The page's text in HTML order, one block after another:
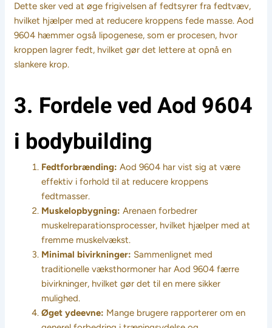
Dette sker ved at øge frigivelsen af fedtsyrer fra fedtvæv,
hvilket hjælper med at reducere kroppens fede masse. Aod
9604 hæmmer også lipogenese, som er procesen, hvor
kroppen lagrer fedt, hvilket gør det lettere at opnå en
slankere krop.
3. Fordele ved Aod 9604
i bodybuilding
Fedtforbrænding: Aod 9604 har vist sig at være
effektiv i forhold til at reducere kroppens
fedtmasser.
Muskelopbygning: Arenaen forbedrer
muskelreparationsprocesser, hvilket hjælper med at
fremme muskelvækst.
Minimal bivirkninger: Sammenlignet med
traditionelle væksthormoner har Aod 9604 færre
bivirkninger, hvilket gør det til en mere sikker
mulighed.
Øget ydeevne: Mange brugere rapporterer om en